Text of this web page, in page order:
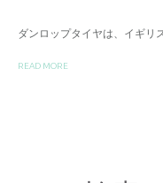
ダンロップタイヤは、イギリ
READ MORE